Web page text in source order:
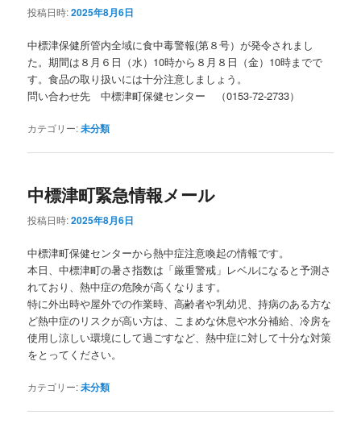
投稿日時:2025年8月6日
中標津保健所管内全域に食中毒警報(第８号）が発令されまし
た。期間は８月６日（水）10時から８月８日（金）10時までで
す。食品の取り扱いには十分注意しましょう。
問い合わせ先 中標津町保健センター （0153-72-2733）
カテゴリー:未分類
中標津町緊急情報メール
投稿日時:2025年8月6日
中標津町保健センターから熱中症注意喚起の情報です。
本日、中標津町の暑さ指数は「厳重警戒」レベルになると予測さ
れており、熱中症の危険が高くなります。
特に外出時や屋外での作業時、高齢者や乳幼児、持病のある方な
ど熱中症のリスクが高い方は、こまめな休息や水分補給、冷房を
使用し涼しい環境にして過ごすなど、熱中症に対して十分な対策
をとってください。
カテゴリー:未分類